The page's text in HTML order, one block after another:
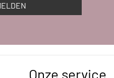
Onze service